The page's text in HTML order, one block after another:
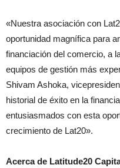
«Nuestra asociación con
oportunidad magnífica para
financiación del comercio, a
equipos de gestión más
Shivam Ashoka,
historial de éxito en la
entusiasmados con esta
crecimiento de Lat20».
Acerca de Latitude20